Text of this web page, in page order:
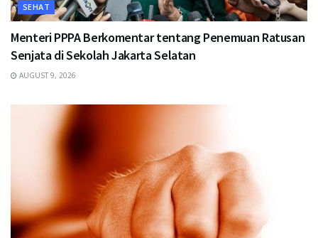
SEHAT
Menteri PPPA Berkomentar tentang Penemuan Ratusan
Senjata di Sekolah Jakarta Selatan
AUGUST 9, 2026